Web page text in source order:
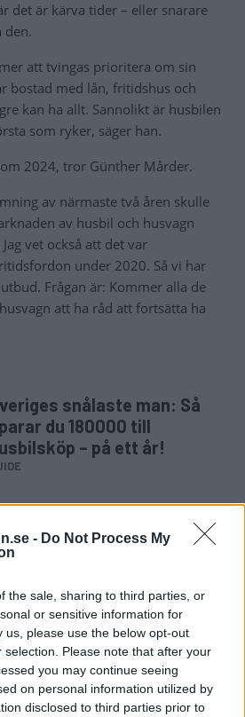
- Do Not Process My
the sale, sharing to third parties, or
or sensitive information for
us, please use the below opt-out
Please note that after your
you may continue seeing
on personal information utilized by
disclosed to third parties prior to
det är kärva tider – eller snarare
den.
att tvingas prioritera om sin
bostad med lån, fritidshus och
kan ha allt. Sannolikt är husbilen
som ryker, säger han.
2024, tror Günther Mårder.
av närmaste två åren skulle
av husbil och husvagn
vet också att det var
under 2020. Så vi har
Frågan är: Kommer alla de
att ha råd att fortsätta ha
snålaste man: Så
du 180000 till
– på ett år!